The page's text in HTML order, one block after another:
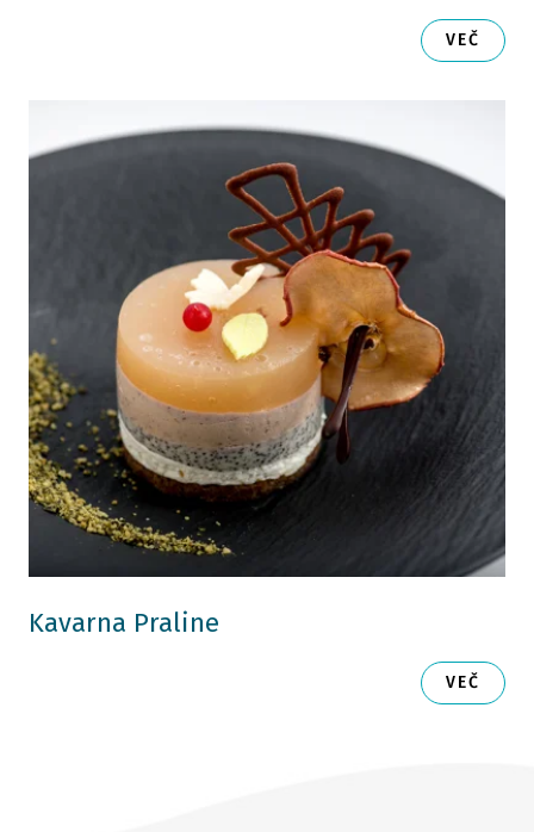
VEČ
Kavarna Praline
VEČ